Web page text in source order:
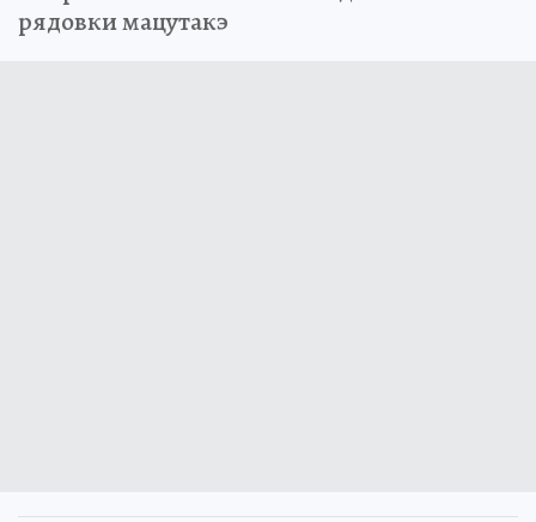
рядовки мацутакэ